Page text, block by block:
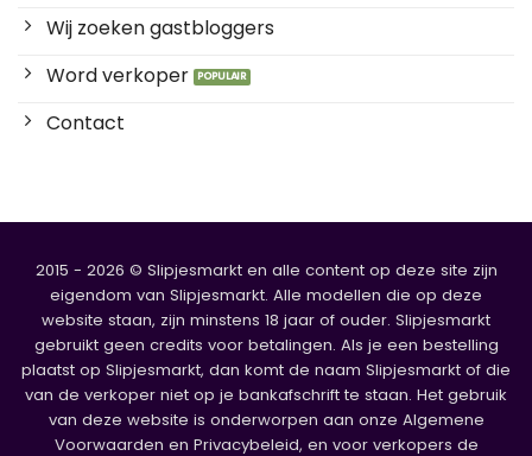
Wij zoeken gastbloggers
Word verkoper
Contact
2015 - 2026 © Slipjesmarkt en alle content op deze site zijn
eigendom van Slipjesmarkt. Alle modellen die op deze
website staan, zijn minstens 18 jaar of ouder. Slipjesmarkt
gebruikt geen credits voor betalingen. Als je een bestelling
plaatst op Slipjesmarkt, dan komt de naam Slipjesmarkt of die
van de verkoper niet op je bankafschrift te staan. Het gebruik
van deze website is onderworpen aan onze Algemene
Voorwaarden en Privacybeleid, en voor verkopers de